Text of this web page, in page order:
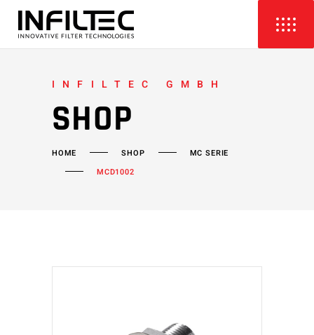
INFILTEC GMBH
SHOP
HOME SHOP
MC SERIE
MCD1002